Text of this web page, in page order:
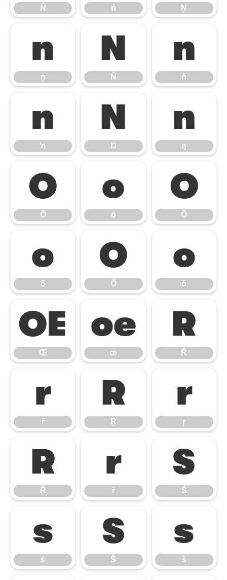
Ń ń Ņ
ņ
ņ
Ň
Ň
ň
ň
ŉ
ŉ
Ŋ
Ŋ
ŋ
ŋ
Ō
Ō
ō
ō
Ŏ
Ŏ
ŏ
ŏ
Ő
Ő
ő
ő
Œ
Œ
œ
œ
Ŕ
Ŕ
ŕ
ŕ
Ŗ
Ŗ
ŗ
ŗ
Ř
Ř
ř
ř
Ś
Ś
ś
ś
Ŝ
Ŝ
ŝ
ŝ